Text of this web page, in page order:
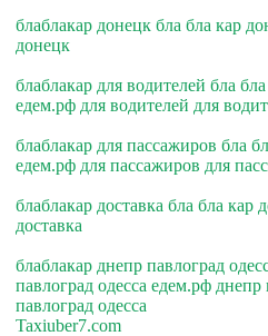
блаблакар донецк бла бла кар
донецк
блаблакар для водителей бла
едем.рф для водителей для
блаблакар для пассажиров бла
едем.рф для пассажиров для
блаблакар доставка бла бла кар
доставка
блаблакар днепр павлоград
павлоград одесса едем.рф днепр
павлоград одесса
Taxiuber7.com